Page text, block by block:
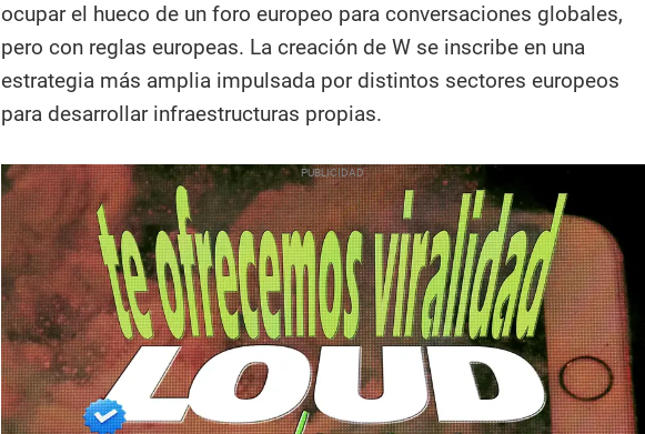
ocupar el hueco de un foro europeo para conversaciones globales,
pero con reglas europeas. La creación de W se inscribe en una
estrategia más amplia impulsada por distintos sectores europeos
para desarrollar infraestructuras propias.